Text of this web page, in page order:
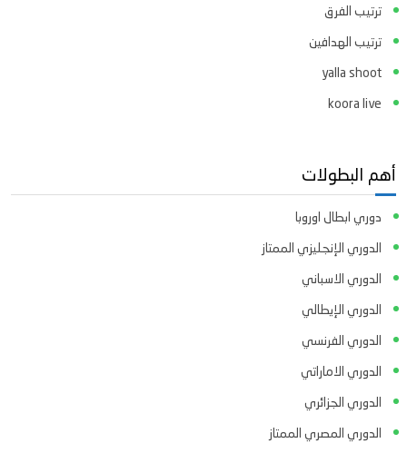
ترتيب الفرق
ترتيب الهدافين
yalla shoot
koora live
أهم البطولات
دوري ابطال اوروبا
الدوري الإنجليزي الممتاز
الدوري الاسباني
الدوري الإيطالي
الدوري الفرنسي
الدوري الاماراتي
الدوري الجزائري
الدوري المصري الممتاز